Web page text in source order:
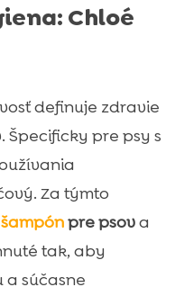
Chloé
definuje zdravie
Špecificky pre psy s
Za týmto
šampónpre psova
tak, aby
súčasne